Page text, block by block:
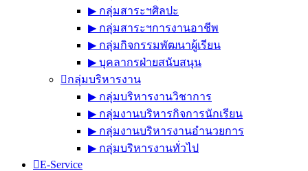
▶︎ กลุ่มสาระฯศิลปะ
▶︎ กลุ่มสาระฯการงานอาชีพ
▶︎ กลุ่มกิจกรรมพัฒนาผู้เรียน
▶︎ บุคลากรฝ่ายสนับสนุน
กลุ่มบริหารงาน
▶︎ กลุ่มบริหารงานวิชาการ
▶︎ กลุ่มงานบริหารกิจการนักเรียน
▶︎ กลุ่มงานบริหารงานอำนวยการ
▶︎ กลุ่มบริหารงานทั่วไป
E-Service